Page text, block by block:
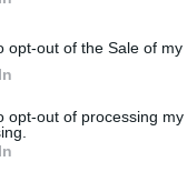
opt-out of the Sale of my
opt-out of processing
sem perder de